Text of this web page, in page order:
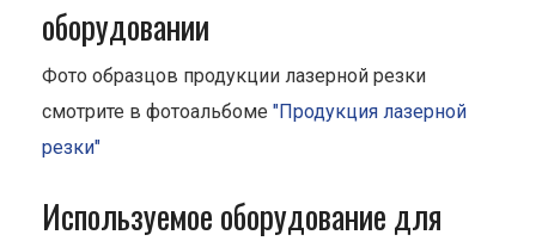
оборудовании
Фото образцов продукции лазерной резки
смотрите в фотоальбоме "Продукция лазерной
резки"
Используемое оборудование для